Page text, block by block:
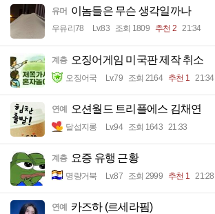
유머 이놈들은 무슨 생각일까나
우유리78 Lv.83 조회 1809 추천 2 21:34
계층 오징어게임 미국판 제작 취소
오징어국 Lv.79 조회 2164 추천 1 21:34
연예 오션월드 트리플에스 김채연
달섭지롱 Lv.94 조회 1643 21:33
계층 요증 유행 근황
명량거북 Lv.87 조회 2999 추천 1 21:28
연예 카즈하 (르세라핌)